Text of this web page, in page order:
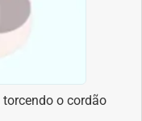
o cordão